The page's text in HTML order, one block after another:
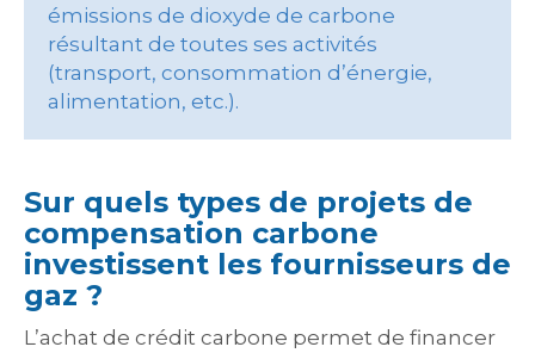
émissions de dioxyde de carbone
résultant de toutes ses activités
(transport, consommation d’énergie,
alimentation, etc.).
Sur quels types de projets de
compensation carbone
investissent les fournisseurs de
gaz ?
L’achat de crédit carbone permet de financer